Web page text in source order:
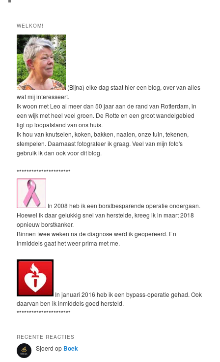
WELKOM!
(Bijna) elke dag staat hier een blog, over van alles
wat mij interesseert.
Ik woon met Leo al meer dan 50 jaar aan de rand van Rotterdam, in
een wijk met heel veel groen. De Rotte en een groot wandelgebied
ligt op loopafstand van ons huis.
Ik hou van knutselen, koken, bakken, naaien, onze tuin, tekenen,
stempelen. Daarnaast fotografeer ik graag. Veel van mijn foto's
gebruik ik dan ook voor dit blog.
**********************
In 2008 heb ik een borstbesparende operatie ondergaan.
Hoewel ik daar gelukkig snel van herstelde, kreeg ik in maart 2018
opnieuw borstkanker.
Binnen twee weken na de diagnose werd ik geopereerd. En
inmiddels gaat het weer prima met me.
In januari 2016 heb ik een bypass-operatie gehad. Ook
daarvan ben ik inmiddels goed hersteld.
**********************
RECENTE REACTIES
Sjoerd op Boek